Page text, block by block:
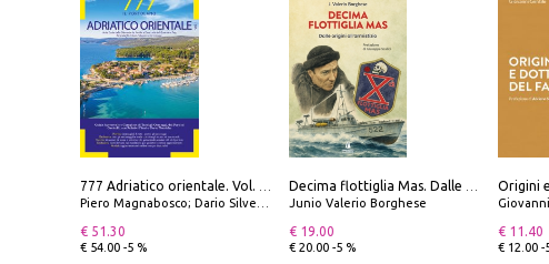
Piero Magnabosco; Dario Silvestro; Marco Sbrizzi
€ 51.30
€ 54.00 -5 %
Junio Valerio Borghese
€ 19.00
€ 20.00 -5 %
Origini
€ 11.40
€ 12.00 -